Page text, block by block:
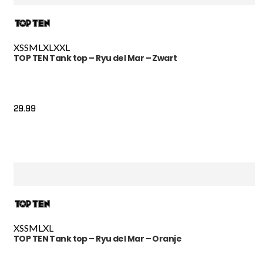
XSSMLXLXXL
TOP TEN Tank top – Ryu del Mar – Zwart
29.99
XSSMLXL
TOP TEN Tank top – Ryu del Mar – Oranje